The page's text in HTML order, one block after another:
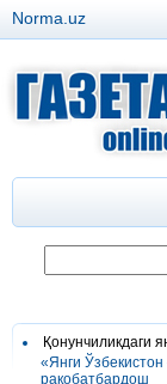
Norma.uz
Қонунчиликдаги
«Янги Ўзбекистон
рақобатбардош